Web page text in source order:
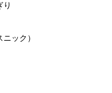
り
ック）